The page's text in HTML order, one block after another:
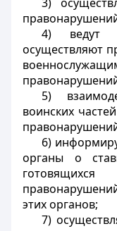
4) ведут
осуществляют
5)
воинских
6)
органы о
этих органов;
7)